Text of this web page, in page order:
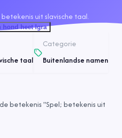
uit slavische taal.
hond heet Igra
taal
Categorie
Buitenlandse namen
betekenis "Spel; betekenis uit